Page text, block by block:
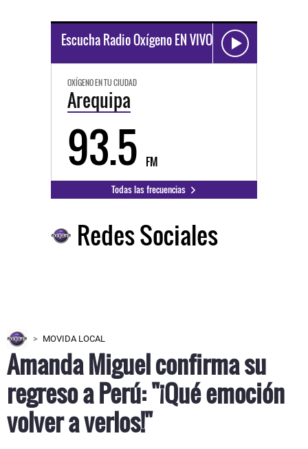
Escucha Radio Oxígeno EN VIVO
OXÍGENO EN TU CIUDAD
Arequipa
93.5 FM
Todas las frecuencias
Redes Sociales
MOVIDA LOCAL
Amanda Miguel confirma su
regreso a Perú: "¡Qué emoción
volver a verlos!"